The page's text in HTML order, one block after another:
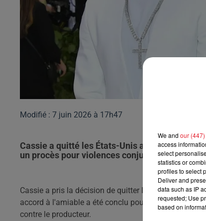
Modifié : 7 juin 2026 à 17h47
Cassie a quitté les États-Unis après avoir
un procès pour violences conjugales.
Cassie a pris la décision de quitter les États-Unis
accord à l'amiable a été conclu pour éviter un
contre le producteur.
We and our
access
select
statistics or
profiles to select
Deliver and
data such as IP
requested; Use
based on